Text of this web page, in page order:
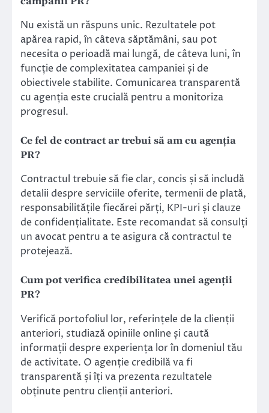
Nu există un răspuns unic. Rezultatele pot
apărea rapid, în câteva săptămâni, sau pot
necesita o perioadă mai lungă, de câteva luni, în
funcție de complexitatea campaniei și de
obiectivele stabilite. Comunicarea transparentă
cu agenția este crucială pentru a monitoriza
progresul.
Ce fel de contract ar trebui să am cu agenția
PR?
Contractul trebuie să fie clar, concis și să includă
detalii despre serviciile oferite, termenii de plată,
responsabilitățile fiecărei părți, KPI-uri și clauze
de confidențialitate. Este recomandat să consulți
un avocat pentru a te asigura că contractul te
protejează.
Cum pot verifica credibilitatea unei agenții
PR?
Verifică portofoliul lor, referințele de la clienții
anteriori, studiază opiniile online și caută
informații despre experiența lor în domeniul tău
de activitate. O agenție credibilă va fi
transparentă și îți va prezenta rezultatele
obținute pentru clienții anteriori.